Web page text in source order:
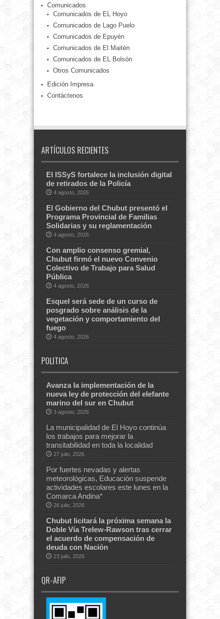
Comunicados
Comunicados de EL Hoyo
Comunicados de Lago Puelo
Comunicados de Epuyén
Comunicados de El Maitén
Comunicados de EL Bolsón
Otros Comunicados
Edición Impresa
Contáctenos
ARTÍCULOS RECIENTES
El ISSyS fortalece la inclusión digital
de retirados de la Policía
4 agosto, 2026
El Gobierno del Chubut presentó el
Programa Provincial de Familias
Solidarias y su reglamentación
4 agosto, 2026
Con amplio consenso gremial,
Chubut firmó el nuevo Convenio
Colectivo de Trabajo para Salud
Pública
4 agosto, 2026
Esquel será sede de un curso de
posgrado sobre análisis de la
vegetación y comportamiento del
fuego
4 agosto, 2026
POLITICA
Avanza la implementación de la
nueva ley de protección del elefante
marino del sur en Chubut
3 agosto, 2026
La municipalidad de El Hoyo continúa
los trabajos para mejorar la
transitabilidad en toda la localidad
27 julio, 2026
Por fuertes nevadas y alertas
meteorológicas, Educación suspende
actividades escolares este lunes en la
Comarca Andina*
26 julio, 2026
Chubut licitará la próxima semana la
Doble Vía Trelew-Rawson tras cerrar
el acuerdo de compensación de
deuda con Nación
23 julio, 2026
QR-AFIP